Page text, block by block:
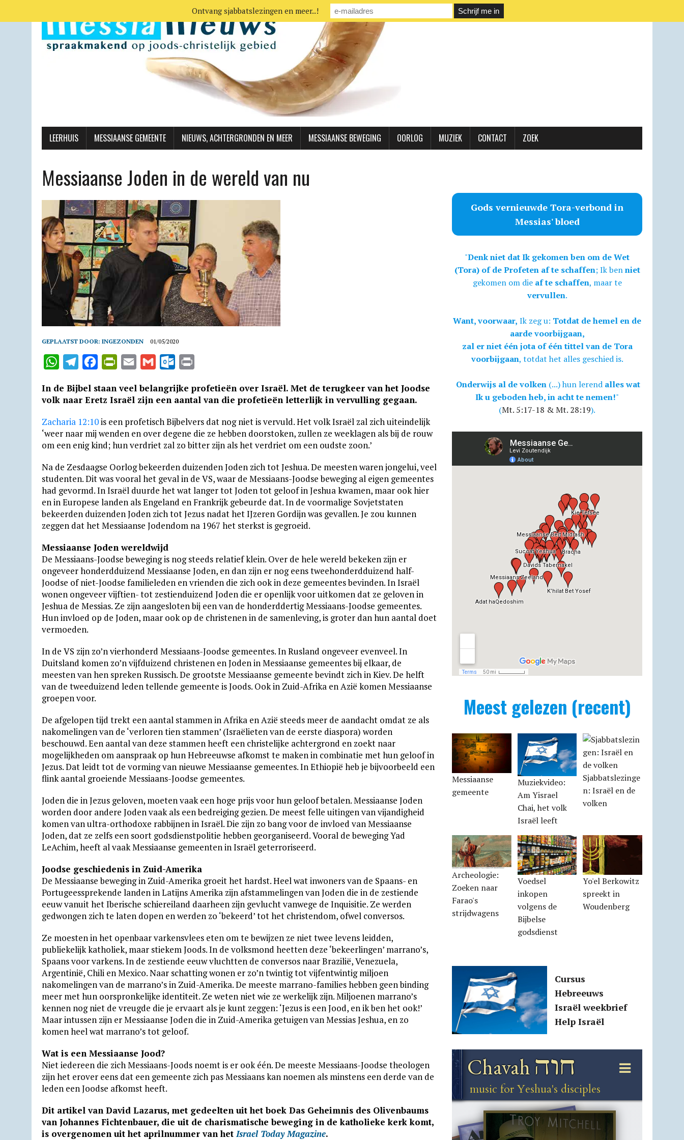
LEERHUIS MESSIAANSE GEMEENTE NIEUWS, ACHTERGRONDEN EN MEER MESSIAANSE BEWEGING OORLOG MUZIEK CONTACT ZOEK
Messiaanse Joden in de wereld van nu
GEPLAATST DOOR: INGEZONDEN 01/05/2020
W
a
s
A
p
T
l
g
r
m
c
b
o
k
t
F
i
e
n
d
l
y
a
l
a
l
t
o
o
.
c
o
m
i
t
In de Bijbel staan veel belangrijke profetieën over Israël. Met de terugkeer van het Joodse
volk naar Eretz Israël zijn een aantal van die profetieën letterlijk in vervulling gegaan.
Zacharia 12:10is een profetisch Bijbelvers dat nog niet is vervuld. Het volk Israël zal zich uiteindelijk
‘weer naar mij wenden en over degene die ze hebben doorstoken, zullen ze weeklagen als bij de rouw
om een enig kind; hun verdriet zal zo bitter zijn als het verdriet om een oudste zoon.’
Na de Zesdaagse Oorlog bekeerden duizenden Joden zich tot Jeshua. De meesten waren jongelui, veel
studenten. Dit was vooral het geval in de VS, waar de Messiaans-Joodse beweging al eigen gemeentes
had gevormd. In Israël duurde het wat langer tot Joden tot geloof in Jeshua kwamen, maar ook hier
en in Europese landen als Engeland en Frankrijk gebeurde dat. In de voormalige Sovjetstaten
bekeerden duizenden Joden zich tot Jezus nadat het IJzeren Gordijn was gevallen. Je zou kunnen
zeggen dat het Messiaanse Jodendom na 1967 het sterkst is gegroeid.
Messiaanse Joden wereldwijd
De Messiaans-Joodse beweging is nog steeds relatief klein. Over de hele wereld bekeken zijn er
ongeveer honderdduizend Messiaanse Joden, en dan zijn er nog eens tweehonderdduizend half-
Joodse of niet-Joodse familieleden en vrienden die zich ook in deze gemeentes bevinden. In Israël
wonen ongeveer vijftien- tot zestienduizend Joden die er openlijk voor uitkomen dat ze geloven in
Jeshua de Messias. Ze zijn aangesloten bij een van de honderddertig Messiaans-Joodse gemeentes.
Hun invloed op de Joden, maar ook op de christenen in de samenleving, is groter dan hun aantal doet
vermoeden.
In de VS zijn zo’n vierhonderd Messiaans-Joodse gemeentes. In Rusland ongeveer evenveel. In
Duitsland komen zo’n vijfduizend christenen en Joden in Messiaanse gemeentes bij elkaar, de
meesten van hen spreken Russisch. De grootste Messiaanse gemeente bevindt zich in Kiev. De helft
van de tweeduizend leden tellende gemeente is Joods. Ook in Zuid-Afrika en Azië komen Messiaanse
groepen voor.
De afgelopen tijd trekt een aantal stammen in Afrika en Azië steeds meer de aandacht omdat ze als
nakomelingen van de ‘verloren tien stammen’ (Israëlieten van de eerste diaspora) worden
beschouwd. Een aantal van deze stammen heeft een christelijke achtergrond en zoekt naar
mogelijkheden om aanspraak op hun Hebreeuwse afkomst te maken in combinatie met hun geloof in
Jezus. Dat leidt tot de vorming van nieuwe Messiaanse gemeentes. In Ethiopië heb je bijvoorbeeld een
flink aantal groeiende Messiaans-Joodse gemeentes.
Joden die in Jezus geloven, moeten vaak een hoge prijs voor hun geloof betalen. Messiaanse Joden
worden door andere Joden vaak als een bedreiging gezien. De meest felle uitingen van vijandigheid
komen van ultra-orthodoxe rabbijnen in Israël. Die zijn zo bang voor de invloed van Messiaanse
Joden, dat ze zelfs een soort godsdienstpolitie hebben georganiseerd. Vooral de beweging Yad
LeAchim, heeft al vaak Messiaanse gemeenten in Israël geterroriseerd.
Joodse geschiedenis in Zuid-Amerika
De Messiaanse beweging in Zuid-Amerika groeit het hardst. Heel wat inwoners van de Spaans- en
Portugeessprekende landen in Latijns Amerika zijn afstammelingen van Joden die in de zestiende
eeuw vanuit het Iberische schiereiland daarheen zijn gevlucht vanwege de Inquisitie. Ze werden
gedwongen zich te laten dopen en werden zo ‘bekeerd’ tot het christendom, ofwel conversos.
Ze moesten in het openbaar varkensvlees eten om te bewijzen ze niet twee levens leidden,
publiekelijk katholiek, maar stiekem Joods. In de volksmond heetten deze ‘bekeerlingen’ marrano’s,
Spaans voor varkens. In de zestiende eeuw vluchtten de conversos naar Brazilië, Venezuela,
Argentinië, Chili en Mexico. Naar schatting wonen er zo’n twintig tot vijfentwintig miljoen
nakomelingen van de marrano’s in Zuid-Amerika. De meeste marrano-families hebben geen binding
meer met hun oorspronkelijke identiteit. Ze weten niet wie ze werkelijk zijn. Miljoenen marrano’s
kennen nog niet de vreugde die je ervaart als je kunt zeggen: ‘Jezus is een Jood, en ik ben het ook!’
Maar intussen zijn er Messiaanse Joden die in Zuid-Amerika getuigen van Messias Jeshua, en zo
komen heel wat marrano’s tot geloof.
Wat is een Messiaanse Jood?
Niet iedereen die zich Messiaans-Joods noemt is er ook één. De meeste Messiaans-Joodse theologen
zijn het erover eens dat een gemeente zich pas Messiaans kan noemen als minstens een derde van de
leden een Joodse afkomst heeft.
Dit artikel van David Lazarus, met gedeelten uit het boek Das Geheimnis des Olivenbaums
van Johannes Fichtenbauer, die uit de charismatische beweging in de katholieke kerk komt,
is overgenomen uit het aprilnummer van hetIsrael Today Magazine.
Gods vernieuwde Tora-verbond in
Messias' bloed
"Denk niet dat Ik gekomen ben om de Wet
(Tora) of de Profeten af te schaffen; Ik benniet
gekomen om die af te schaffen, maar te
vervullen.
Want, voorwaar, Ik zeg u: Totdat de hemel en de
aarde voorbijgaan,
zal er niet één jota of één tittel van de Tora
voorbijgaan, totdat het alles geschied is.
Onderwijs al de volken (...) hun lerend alles wat
Ik u geboden heb, in acht te nemen!"
(Mt. 5:17-18 & Mt. 28:19).
Meest gelezen (recent)
Messiaanse
gemeente
Muziekvideo:
Am Yisrael
Chai, het volk
Israël leeft
Sjabbatslezinge
n: Israël en de
volken
Archeologie:
Zoeken naar
Farao's
strijdwagens
Voedsel
inkopen
volgens de
Bijbelse
godsdienst
Yo'el Berkowitz
spreekt in
Woudenberg
Cursus
Hebreeuws
Israël weekbrief
Help Israël
Ontvang sjabbatslezingen en meer..!